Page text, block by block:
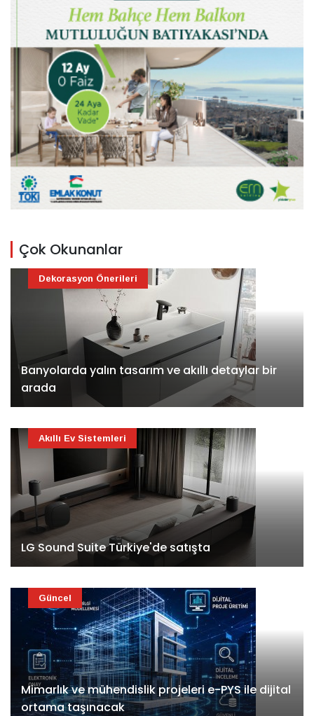
Çok Okunanlar
Banyolarda yalın tasarım ve akıllı detaylar bir
arada
Dekorasyon Önerileri
LG Sound Suite Türkiye'de satışta
Akıllı Ev Sistemleri
Mimarlık ve mühendislik projeleri e-PYS ile dijital
ortama taşınacak
Güncel